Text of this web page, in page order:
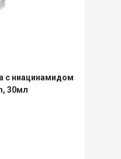
с ниацинамидом
30мл